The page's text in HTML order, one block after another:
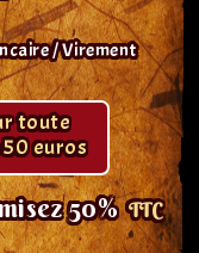
/ Virement
toute
50 euros
50% TTC